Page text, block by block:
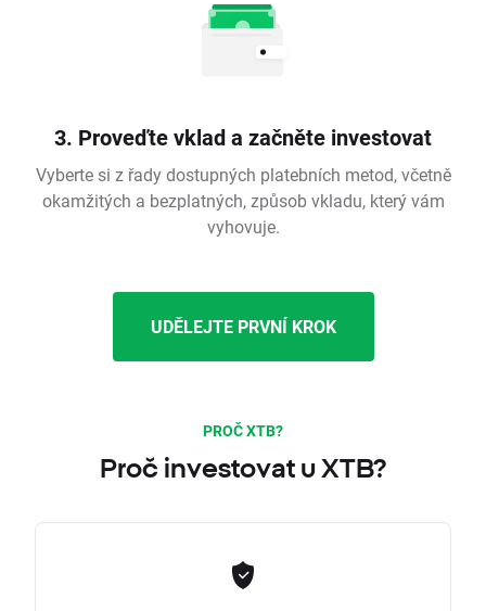
3. Proveďte vklad a začněte investovat
Vyberte si z řady dostupných platebních metod, včetně
okamžitých a bezplatných, způsob vkladu, který vám
vyhovuje.
UDĚLEJTE PRVNÍ KROK
PROČ XTB?
Proč investovat u XTB?